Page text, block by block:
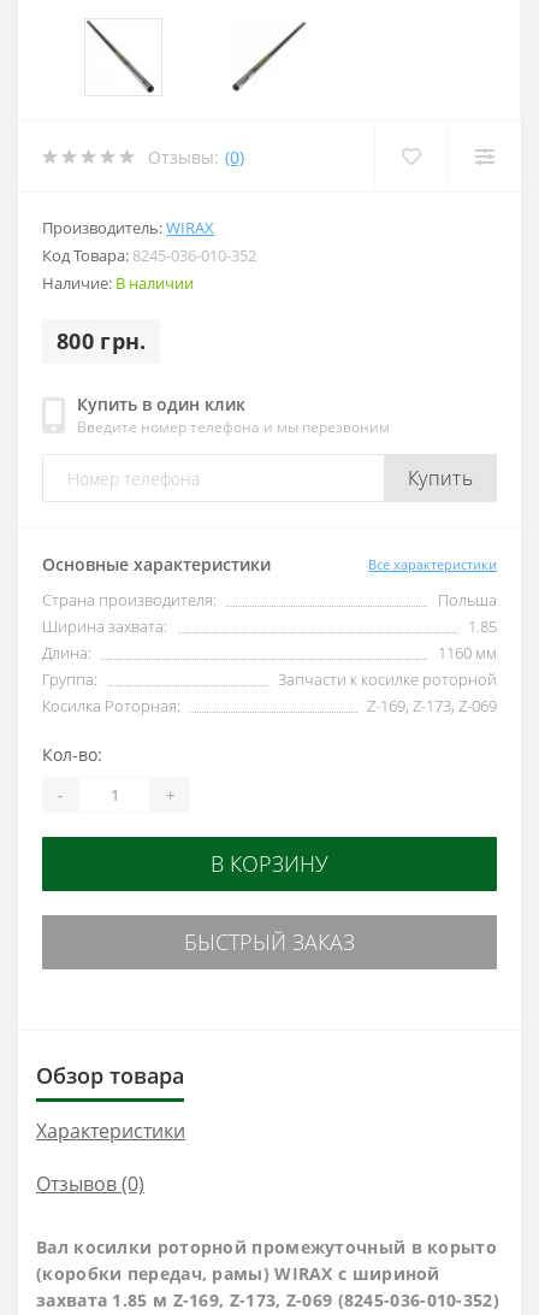
Отзывы: (0)
Производитель:WIRAX
Код Товара: 8245-036-010-352
Наличие: В наличии
800 грн.
Купить в один клик
Введите номер телефона и мы перезвоним
Купить
Основные характеристики Все характеристики
Страна производителя:
Польша
Ширина захвата:
1.85
Длина:
1160 мм
Группа:
Запчасти к косилке роторной
Косилка Роторная:
Z-169, Z-173, Z-069
Кол-во:
- +
В КОРЗИНУ
БЫСТРЫЙ ЗАКАЗ
Обзор товара
Характеристики
Отзывов (0)
Вал косилки роторной промежуточный в корыто
(коробки передач, рамы) WIRAXс шириной
захвата 1.85 м Z-169, Z-173, Z-069 (8245-036-010-352)